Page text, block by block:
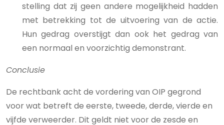
stelling dat zij geen andere mogelijkheid hadden
met betrekking tot de uitvoering van de actie.
Hun gedrag overstijgt dan ook het gedrag van
een normaal en voorzichtig demonstrant.
Conclusie
De rechtbank acht de vordering van OIP gegrond
voor wat betreft de eerste, tweede, derde, vierde en
vijfde verweerder. Dit geldt niet voor de zesde en